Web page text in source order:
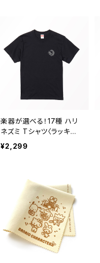
楽器が選べる！17種 ハリ
ネズミ Tシャツ〈ラッキー・
ハリー〉ワンポイント ブラ
ック
¥2,299